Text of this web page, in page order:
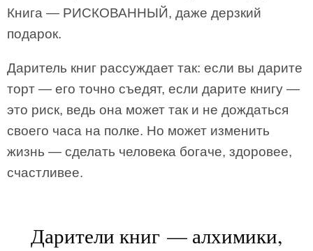
Книга — РИСКОВАННЫЙ, даже дерзкий
подарок.
Даритель книг рассуждает так: если вы дарите
торт — его точно съедят, если дарите книгу —
это риск, ведь она может так и не дождаться
своего часа на полке. Но может изменить
жизнь — сделать человека богаче, здоровее,
счастливее.
Дарители книг — алхимики,